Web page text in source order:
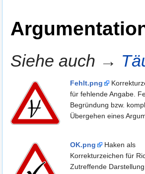
Siehe auch →
Fehlt.png
für fehlende Angabe.
Begründung bzw.
Übergehen eines
OK.png
Haken als
Korrekturzeichen für
Zutreffende